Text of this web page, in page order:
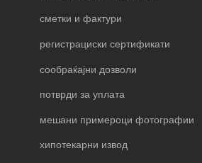
сметки и фактури
регистрациски сертификати
сообраќајни дозволи
потврди за уплата
мешани примероци фотографии
хипотекарни извод